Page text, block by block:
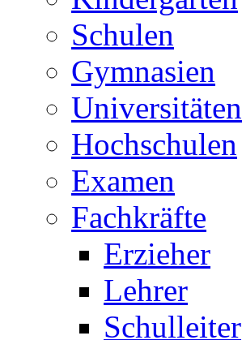
Schulen
Gymnasien
Universitäten
Hochschulen
Examen
Fachkräfte
Erzieher
Lehrer
Schulleiter